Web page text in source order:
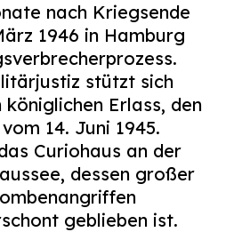
nach Kriegsende
1946 in Hamburg
stützt sich
Erlass, den
14. Juni 1945.
Curiohaus an der
dessen großer
geblieben ist.